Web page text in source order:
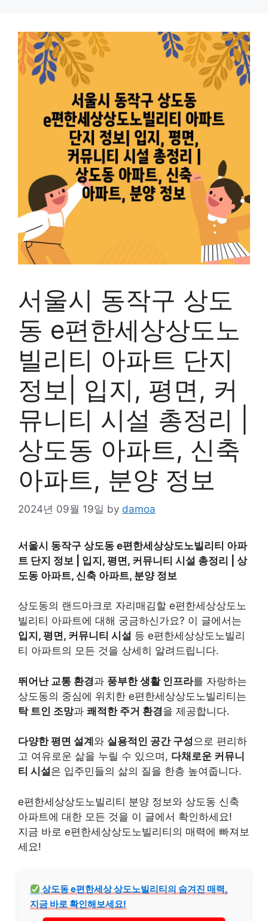
서울시 동작구 상도
동 e편한세상상도노
빌리티 아파트 단지
정보| 입지, 평면, 커
뮤니티 시설 총정리 |
상도동 아파트, 신축
아파트, 분양 정보
2024년 09월 19일 by damoa
서울시 동작구 상도동 e편한세상상도노빌리티 아파
트 단지 정보 | 입지, 평면, 커뮤니티 시설 총정리 | 상
도동 아파트, 신축 아파트, 분양 정보
상도동의 랜드마크로 자리매김할 e편한세상상도노
빌리티 아파트에 대해 궁금하신가요? 이 글에서는
입지, 평면, 커뮤니티 시설 등 e편한세상상도노빌리
티 아파트의 모든 것을 상세히 알려드립니다.
뛰어난 교통 환경과 풍부한 생활 인프라를 자랑하는
상도동의 중심에 위치한 e편한세상상도노빌리티는
탁 트인 조망과 쾌적한 주거 환경을 제공합니다.
다양한 평면 설계 와 실용적인 공간 구성으로 편리하
고 여유로운 삶을 누릴 수 있으며, 다채로운 커뮤니
티 시설은 입주민들의 삶의 질을 한층 높여줍니다.
e편한세상상도노빌리티 분양 정보와 상도동 신축
아파트에 대한 모든 것을 이 글에서 확인하세요!
지금 바로 e편한세상상도노빌리티의 매력에 빠져보
세요!
상도동 e편한세상 상도노빌리티의 숨겨진 매력,
지금 바로 확인해보세요!